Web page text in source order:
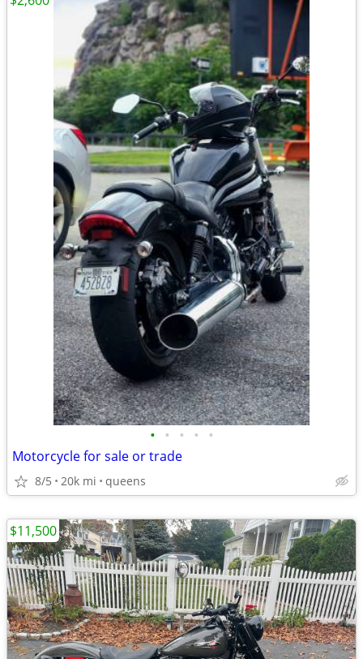
• • • • •
Motorcycle for sale or trade
8/5 20k mi queens
$11,500